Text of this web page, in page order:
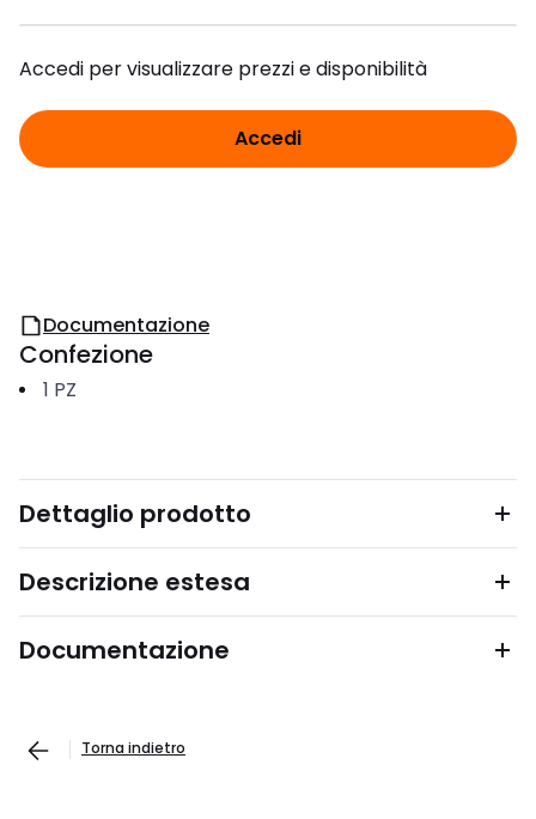
Accedi per visualizzare prezzi e disponibilità
Accedi
Documentazione
Confezione
1 PZ
Dettaglio prodotto
Descrizione estesa
Documentazione
Torna indietro